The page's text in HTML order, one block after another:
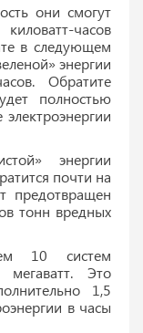
они смогут
часов
в следующем
энергии
Обратите
полностью
энергии
почти на
предотвращен
тонн вредных
10 систем
Это
1,5
в часы